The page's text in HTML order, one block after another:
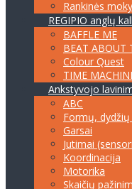
Rankinės
REGIPIO anglų
BAFFLE ME
BEAT ABOUT
Colour Quest
TIME
Ankstyvojo
ABC
Formų,
Garsai
Jutimai
Koordinacija
Motorika
Skaičių